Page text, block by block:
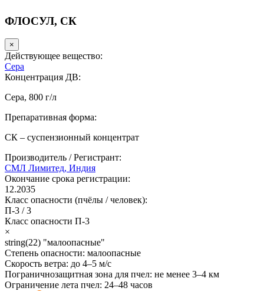
ФЛОСУЛ, СК
×
Действующее вещество:
Сера
Концентрация ДВ:
Сера, 800 г/л
Препаративная форма:
СК – суспензионный концентрат
Производитель / Регистрант:
СМЛ Лимитед, Индия
Окончание срока регистрации:
12.2035
Класс опасности (пчёлы / человек):
П-3 /3
Класс опасности П-3
×
string(22) "малоопасные"
Степень опасности: малоопасные
Скорость ветра: до 4–5 м/с
Пограничнозащитная зона для пчел: не менее 3–4 км
Ограничение лета пчел: 24–48 часов